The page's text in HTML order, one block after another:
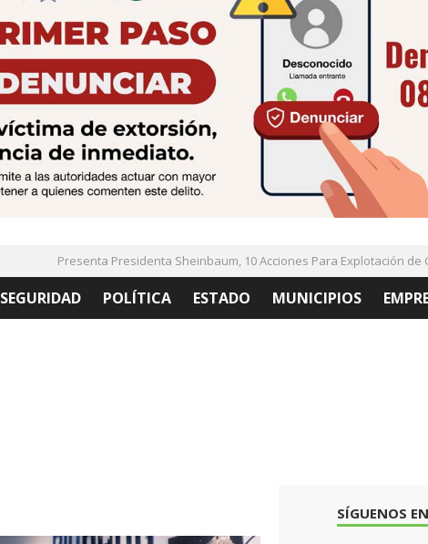
Presenta Presidenta Sheinbaum, 10 Acciones Para Explotación de
SEGURIDAD POLÍTICA ESTADO MUNICIPIOS
SÍGUENOS